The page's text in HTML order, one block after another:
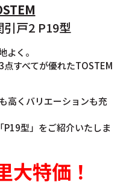
引戸2 P19型
よく。
点すべてが優れたTOSTEM
高くバリエーションも充
型」をご紹介いたしま
大特価 ！